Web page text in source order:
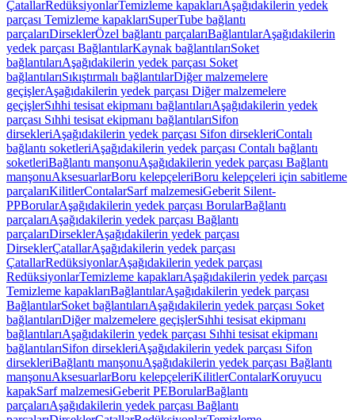
ÇatallarRedüksiyonlarTemizleme kapaklarıAşağıdakilerin yedek
parçası Temizleme kapaklarıSuperTube bağlantı
parçalarıDirseklerÖzel bağlantı parçalarıBağlantılarAşağıdakilerin
yedek parçası BağlantılarKaynak bağlantılarıSoket
bağlantılarıAşağıdakilerin yedek parçası Soket
bağlantılarıSıkıştırmalı bağlantılarDiğer malzemelere
geçişlerAşağıdakilerin yedek parçası Diğer malzemelere
geçişlerSıhhi tesisat ekipmanı bağlantılarıAşağıdakilerin yedek
parçası Sıhhi tesisat ekipmanı bağlantılarıSifon
dirsekleriAşağıdakilerin yedek parçası Sifon dirsekleriContalı
bağlantı soketleriAşağıdakilerin yedek parçası Contalı bağlantı
soketleriBağlantı manşonuAşağıdakilerin yedek parçası Bağlantı
manşonuAksesuarlarBoru kelepçeleriBoru kelepçeleri için sabitleme
parçalarıKilitlerContalarSarf malzemesiGeberit Silent-
PPBorularAşağıdakilerin yedek parçası BorularBağlantı
parçalarıAşağıdakilerin yedek parçası Bağlantı
parçalarıDirseklerAşağıdakilerin yedek parçası
DirseklerÇatallarAşağıdakilerin yedek parçası
ÇatallarRedüksiyonlarAşağıdakilerin yedek parçası
RedüksiyonlarTemizleme kapaklarıAşağıdakilerin yedek parçası
Temizleme kapaklarıBağlantılarAşağıdakilerin yedek parçası
BağlantılarSoket bağlantılarıAşağıdakilerin yedek parçası Soket
bağlantılarıDiğer malzemelere geçişlerSıhhi tesisat ekipmanı
bağlantılarıAşağıdakilerin yedek parçası Sıhhi tesisat ekipmanı
bağlantılarıSifon dirsekleriAşağıdakilerin yedek parçası Sifon
dirsekleriBağlantı manşonuAşağıdakilerin yedek parçası Bağlantı
manşonuAksesuarlarBoru kelepçeleriKilitlerContalarKoruyucu
kapakSarf malzemesiGeberit PEBorularBağlantı
parçalarıAşağıdakilerin yedek parçası Bağlantı